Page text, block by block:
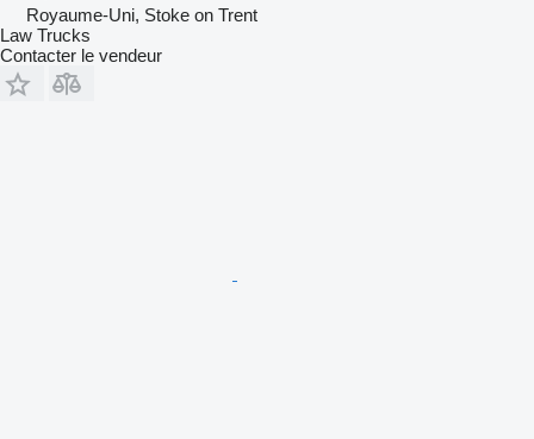
Royaume-Uni, Stoke on Trent
Law Trucks
Contacter le vendeur